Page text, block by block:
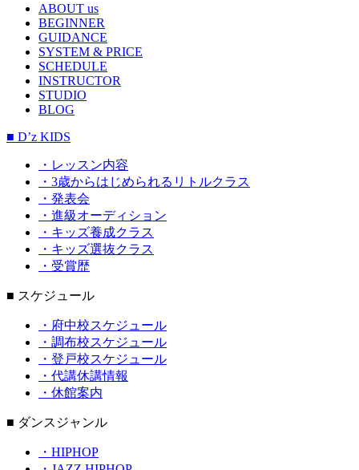
ABOUT us
BEGINNER
GUIDANCE
SYSTEM & PRICE
SCHEDULE
INSTRUCTOR
STUDIO
BLOG
■ D’z KIDS
・レッスン内容
・3歳からはじめられるリトルクラス
・発表会
・進級オーディション
・キッズ養成クラス
・キッズ選抜クラス
・受賞歴
■ スケジュール
・府中校スケジュール
・調布校スケジュール
・登戸校スケジュール
・代講休講情報
・休館案内
■ ダンスジャンル
・HIPHOP